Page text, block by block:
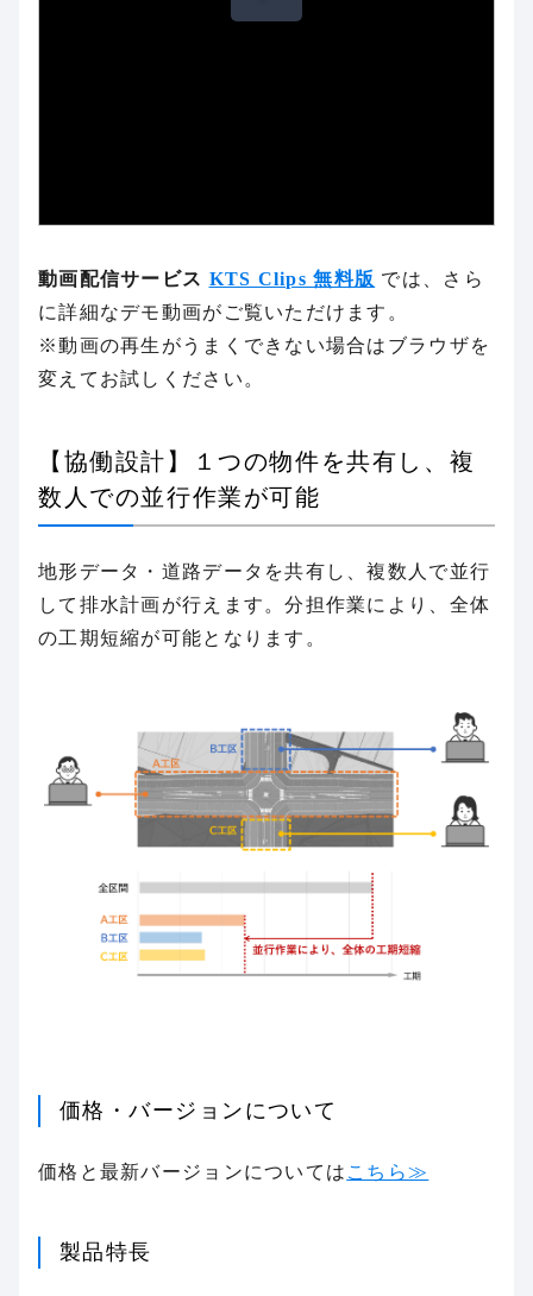
動画配信サービス KTS Clips 無料版 では、さら
に詳細なデモ動画がご覧いただけます。
※動画の再生がうまくできない場合はブラウザを
変えてお試しください。
【協働設計】１つの物件を共有し、複
数人での並行作業が可能
地形データ・道路データを共有し、複数人で並行
して排水計画が行えます。分担作業により、全体
の工期短縮が可能となります。
価格・バージョンについて
価格と最新バージョンについては こちら≫
製品特長